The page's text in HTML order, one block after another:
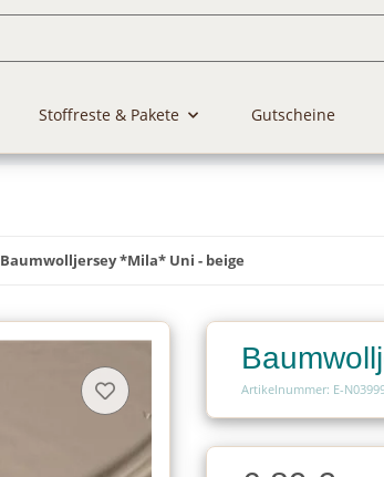
Stoffreste & Pakete Gutscheine
Baumwolljersey *Mila* Uni - beige
Artikelnummer: E-
Charge